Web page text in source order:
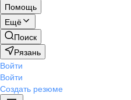
Помощь
Ещё
Поиск
Рязань
Войти
Войти
Создать резюме